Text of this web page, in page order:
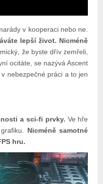
v kooperaci nebo ne.
lepší život. Nicméně
že byste dřív zemřeli,
ocitáte, se nazývá Ascent
nebezpečné práci a to jen
a sci-fi prvky. Ve hře
Nicméně samotné
hru.